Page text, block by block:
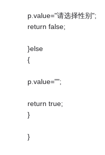
p.value="请选择性别";
return false;
}else
{
p.value="";
return true;
}
}